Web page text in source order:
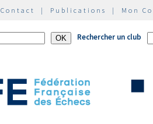
Contact | Publications | Mon
Rechercher un club